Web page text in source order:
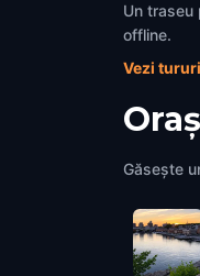
Un traseu
offline.
Vezi
Găsește